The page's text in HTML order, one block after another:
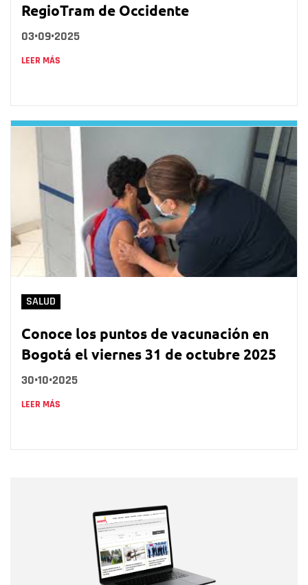
RegioTram de Occidente
03•09•2025
LEER MÁS
SALUD
Conoce los puntos de vacunación en
Bogotá el viernes 31 de octubre 2025
30•10•2025
LEER MÁS
Correo electrónico